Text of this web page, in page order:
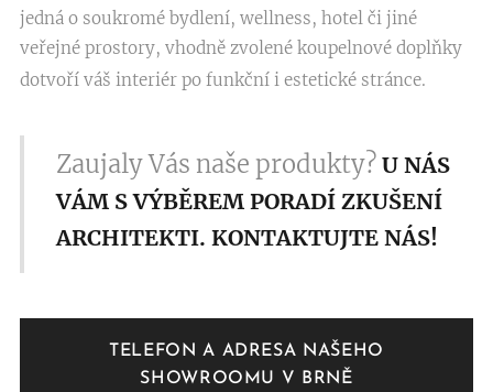
jedná o soukromé bydlení, wellness, hotel či jiné
veřejné prostory, vhodně zvolené koupelnové doplňky
dotvoří váš interiér po funkční i estetické stránce.
Zaujaly Vás naše produkty? U NÁS
VÁM S VÝBĚREM PORADÍ ZKUŠENÍ
ARCHITEKTI. KONTAKTUJTE NÁS!
TELEFON A ADRESA NAŠEHO
SHOWROOMU V BRNĚ